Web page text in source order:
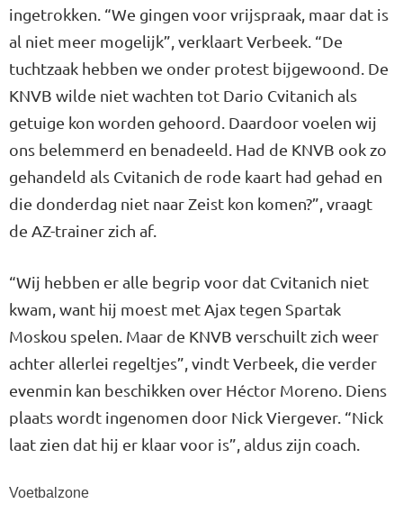
ingetrokken. “We gingen voor vrijspraak, maar dat is
al niet meer mogelijk”, verklaart Verbeek. “De
tuchtzaak hebben we onder protest bijgewoond. De
KNVB wilde niet wachten tot Dario Cvitanich als
getuige kon worden gehoord. Daardoor voelen wij
ons belemmerd en benadeeld. Had de KNVB ook zo
gehandeld als Cvitanich de rode kaart had gehad en
die donderdag niet naar Zeist kon komen?”, vraagt
de AZ-trainer zich af.
“Wij hebben er alle begrip voor dat Cvitanich niet
kwam, want hij moest met Ajax tegen Spartak
Moskou spelen. Maar de KNVB verschuilt zich weer
achter allerlei regeltjes”, vindt Verbeek, die verder
evenmin kan beschikken over Héctor Moreno. Diens
plaats wordt ingenomen door Nick Viergever. “Nick
laat zien dat hij er klaar voor is”, aldus zijn coach.
Voetbalzone